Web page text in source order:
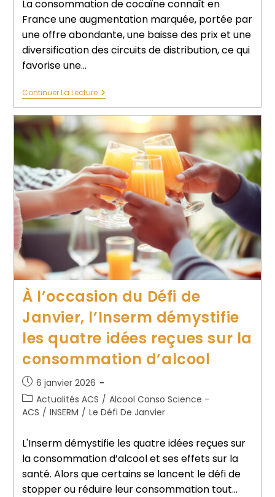
La consommation de cocaïne connaît en
France une augmentation marquée, portée par
une offre abondante, une baisse des prix et une
diversification des circuits de distribution, ce qui
favorise une…
Continuer La Lecture
À l’occasion du Défi de
Janvier, l’Inserm démystifie
les quatre idées reçues sur la
consommation d’alcool
6 janvier 2026
Actualités ACS / Alcool Conso Science -
ACS / INSERM / Le Défi De Janvier
L'Inserm démystifie les quatre idées reçues sur
la consommation d’alcool et ses effets sur la
santé. Alors que certains se lancent le défi de
stopper ou réduire leur consommation tout…